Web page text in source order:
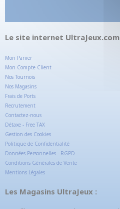
Le site internet UltraJeux.com
Mon Panier
Mon Compte Client
Nos Tournois
Nos Magasins
Frais de Ports
Recrutement
Contactez-nous
Détaxe - Free TAX
Gestion des Cookies
Politique de Confidentialité
Données Personnelles - RGPD
Conditions Générales de Vente
Mentions Légales
Les Magasins UltraJeux :